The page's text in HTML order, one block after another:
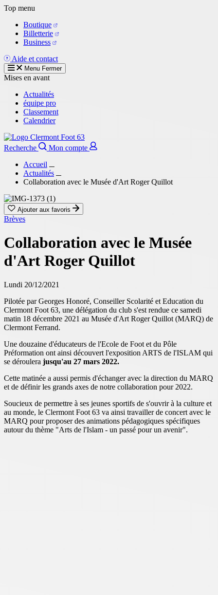
Aller
contenu
principal
Top menu
Boutique
Billetterie
Business
Aide et contact
Menu Fermer
Mises en avant
Actualités
équipe pro
Classement
Calendrier
Recherche
Mon compte
Accueil
Actualités
Collaboration avec le Musée d'Art Roger Quillot
Ajouter aux favoris
Brèves
Collaboration avec le Musée
d'Art Roger Quillot
Lundi 20/12/2021
Pilotée par Georges Honoré, Conseiller Scolarité et Education du
Clermont Foot 63, une délégation du club s'est rendue ce samedi
matin 18 décembre 2021 au Musée d'Art Roger Quillot (MARQ) de
Clermont Ferrand.
Une douzaine d'éducateurs de l'Ecole de Foot et du Pôle
Préformation ont ainsi découvert l'exposition ARTS de l'ISLAM qui
se déroulera jusqu'au 27 mars 2022.
Cette matinée a aussi permis d'échanger avec la direction du MARQ
et de définir les grands axes de notre collaboration pour 2022.
Soucieux de permettre à ses jeunes sportifs de s'ouvrir à la culture et
au monde, le Clermont Foot 63 va ainsi travailler de concert avec le
MARQ pour proposer des animations pédagogiques spécifiques
autour du thème "Arts de l'Islam - un passé pour un avenir".